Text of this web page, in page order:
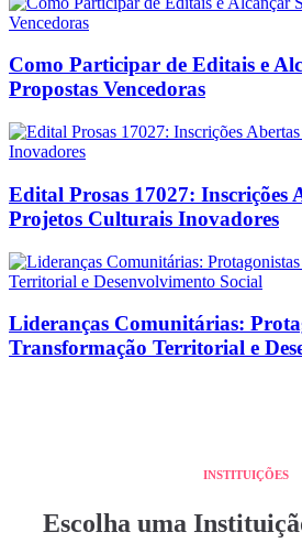
Como Participar de Editais e
Propostas Vencedoras
Edital Prosas 17027: Inscrições
Projetos Culturais Inovadores
Lideranças Comunitárias:
Transformação Territorial e
INSTITUIÇÕES
Escolha uma